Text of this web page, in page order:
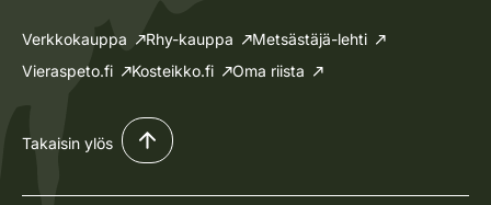
Verkkokauppa Rhy-kauppa
Metsästäjä-lehti
Vieraspeto.fi
Kosteikko.fi Oma riista
Takaisin ylös